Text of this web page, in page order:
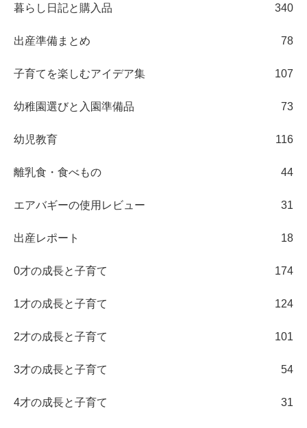
暮らし日記と購入品 340
出産準備まとめ 78
子育てを楽しむアイデア集 107
幼稚園選びと入園準備品 73
幼児教育 116
離乳食・食べもの 44
エアバギーの使用レビュー 31
出産レポート 18
0才の成長と子育て 174
1才の成長と子育て 124
2才の成長と子育て 101
3才の成長と子育て 54
4才の成長と子育て 31